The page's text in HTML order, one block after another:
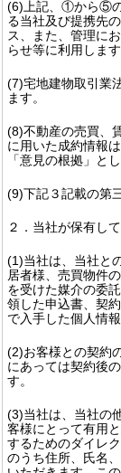
(6)上記、①から⑤の
る当社及び提携先
ス、また、管理に
らせ等に利用します
(7)宅地建物取引業
ます。
(8)不動産の売買、
に用いた成約情報
「意見の根拠」と
(9)下記３記載の第
２．当社が保有し
(1)当社は、当社と
居者様、売買物件
を受けた媒介の委
領した申込書、契
で入手した個人情
(2)お客様との契約
にあっては契約後
す。
(3)当社は、当社の
客様にとって有用
するためのダイレ
のうち住所、氏名